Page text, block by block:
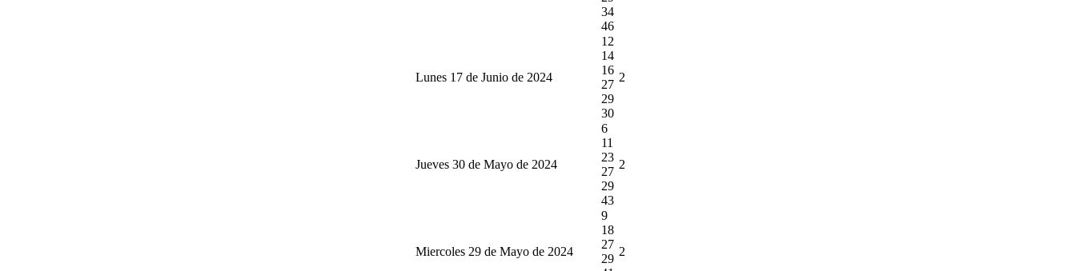
34
46
Lunes 17 de Junio de 2024
12
14
16
27
29
30
2
Jueves 30 de Mayo de 2024
6
11
23
27
29
43
2
Miercoles 29 de Mayo de 2024
9
18
27
29
2